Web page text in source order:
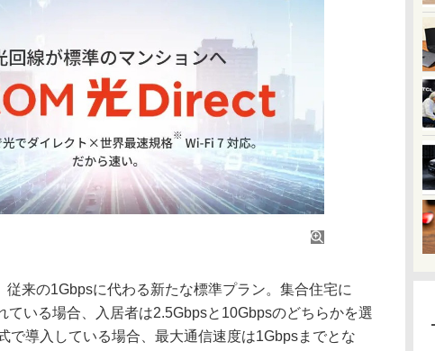
来の1Gbpsに代わる新たな標準プラン。集合住宅に
ている場合、入居者は2.5Gbpsと10Gbpsのどちらかを選
で導入している場合、最大通信速度は1Gbpsまでとな